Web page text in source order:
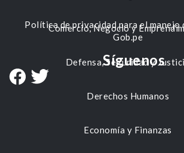
Comercio, Negocio y
Defensa, Seguridad y
Derechos Humanos
Economía y Finanzas
Política de privacidad para el manejo
Gob.pe
Síguenos